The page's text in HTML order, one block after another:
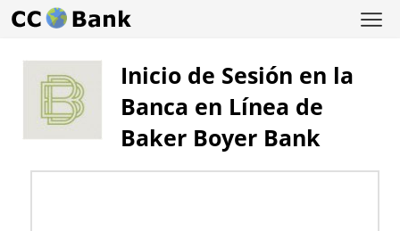
Inicio de Sesión en la
Banca en Línea de
Baker Boyer Bank